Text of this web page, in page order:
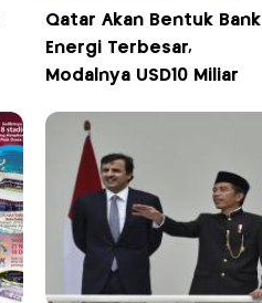
Qatar Akan Bentuk Bank
Energi Terbesar,
Modalnya USD10 Miliar